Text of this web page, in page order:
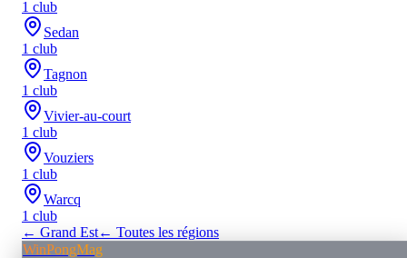
1 club
Sedan
1 club
Tagnon
1 club
Vivier-au-court
1 club
Vouziers
1 club
Warcq
1 club
← Grand Est← Toutes les régions
WinPongMag